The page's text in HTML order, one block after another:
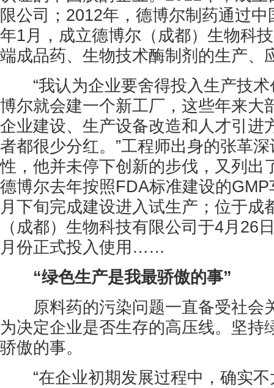
限公司；2012年，德博尔制药通过
年1月，成立德博尔（成都）生物科
端成品药、生物技术酶制剂的生产、
“我认为企业要舍得投入生产技术
博尔就会建一个新工厂，这些年来大
企业建设、生产设备改造和人才引进
者都很少分红。”工程师出身的张革
性，他并未停下创新的步伐，又列出
德博尔去年按照FDA标准建设的
月下旬完成建设进入试生产；位于成
（成都）生物科技有限公司于4月26
月份正式投入使用……
“绿色生产是我最骄傲的事”
原料药的污染问题一直备受社会
为决定企业是否生存的高压线。坚持
骄傲的事。
“在企业初期发展过程中，确实不